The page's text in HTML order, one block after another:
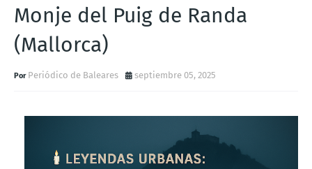
Monje del Puig de Randa
(Mallorca)
Periódico de Baleares septiembre 05, 2025